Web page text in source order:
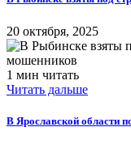
20 октября, 2025
1 мин читать
Читать дальше
В Ярославской области